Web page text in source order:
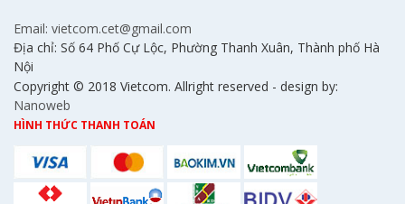
Email: vietcom.cet@gmail.com
Địa chỉ: Số 64 Phố Cự Lộc, Phường Thanh Xuân, Thành phố Hà
Nội
Copyright © 2018 Vietcom. Allright reserved - design by:
Nanoweb
HÌNH THỨC THANH TOÁN